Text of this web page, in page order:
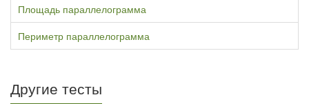
Площадь параллелограмма
Периметр параллелограмма
Другие тесты